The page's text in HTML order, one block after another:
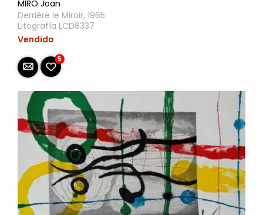
MIRO Joan
Derrière le Miroir, 1965
Litografía LCD8337
Vendido
5